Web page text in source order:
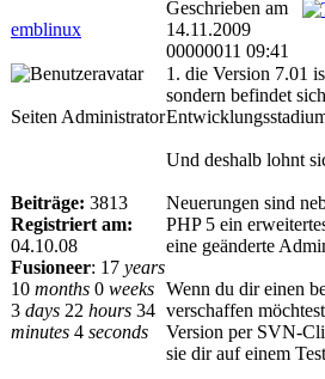
emblinux
Geschrieben am
14.11.2009
00000011 09:41
Seiten Administrator
Beiträge: 3813
Registriert am:
04.10.08
Fusioneer: 17 years
10 months 0 weeks
3 days 22 hours 34
minutes 4 seconds
1. die Version 7.01
sondern befindet
Und deshalb lohnt
Neuerungen sind
PHP 5 ein
eine geänderte
Wenn du dir einen
verschaffen
Version per SVN-
sie dir auf einem